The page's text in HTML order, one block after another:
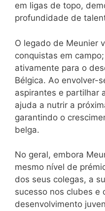
em ligas de topo,
profundidade de
O legado de Meunier
conquistas em
ativamente para o
Bélgica. Ao envolver-
aspirantes e partilhar
ajuda a nutrir a
garantindo o
belga.
No geral, embora
mesmo nível de
dos seus colegas, a
sucesso nos clubes e
desenvolvimento